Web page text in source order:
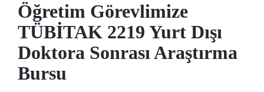
Öğretim Görevlimize
TÜBİTAK 2219 Yurt Dışı
Doktora Sonrası Araştırma
Bursu